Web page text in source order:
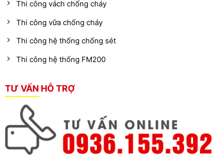
Thi công vách chống cháy
Thi công vữa chống cháy
Thi công hệ thống chống sét
Thi công hệ thống FM200
TƯ VẤN HỖ TRỢ